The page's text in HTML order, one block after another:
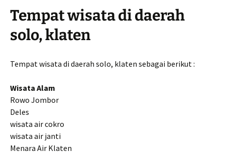
Tempat wisata di daerah
solo, klaten
Tempat wisata di daerah solo, klaten sebagai berikut :
Wisata Alam
Rowo Jombor
Deles
wisata air cokro
wisata air janti
Menara Air Klaten